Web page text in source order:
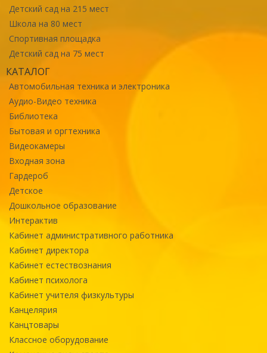
Детский сад на 215 мест
Школа на 80 мест
Спортивная площадка
Детский сад на 75 мест
КАТАЛОГ
Автомобильная техника и электроника
Аудио-Видео техника
Библиотека
Бытовая и оргтехника
Видеокамеры
Входная зона
Гардероб
Детское
Дошкольное образование
Интерактив
Кабинет административного работника
Кабинет директора
Кабинет естествознания
Кабинет психолога
Кабинет учителя физкультуры
Канцелярия
Канцтовары
Классное оборудование